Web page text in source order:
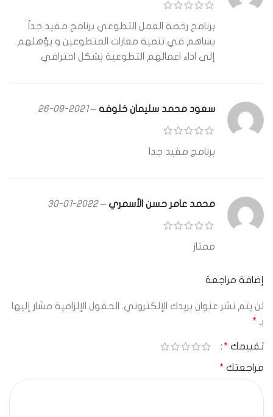
برنامج رخصة العمل التطوعي برنامج مفيد جداً
يساهم في تنمية معارات المتطوعين و يؤهلهم
إلى اداء اعمالهم التطوعية بشكل احترافي
سعود محمد سليمان خلوفه –
2021-09-26
برنامج مفيد جدا
محمد عامر حسن الأسمري –
2022-01-30
ممتاز
إضافة مراجعة
لن يتم نشر عنوان بريدك الإلكتروني.
الحقول الإلزامية مشار إليها
بـ *
تقييمك *
مراجعتك *